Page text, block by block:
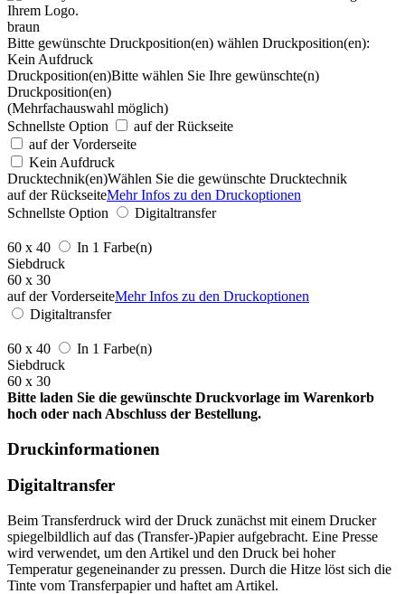
braun
Bitte gewünschte Druckposition(en) wählen Druckposition(en):
Kein Aufdruck
Druckposition(en)Bitte wählen Sie Ihre gewünschte(n)
Druckposition(en)
(Mehrfachauswahl möglich)
Schnellste Option
auf der Rückseite
auf der Vorderseite
Kein Aufdruck
Drucktechnik(en)Wählen Sie die gewünschte Drucktechnik
auf der RückseiteMehr Infos zu den Druckoptionen
Schnellste Option
Digitaltransfer
60 x 40
In 1 Farbe(n)
Siebdruck
60 x 30
auf der VorderseiteMehr Infos zu den Druckoptionen
Digitaltransfer
60 x 40
In 1 Farbe(n)
Siebdruck
60 x 30
Bitte laden Sie die gewünschte Druckvorlage im Warenkorb
hoch oder nach Abschluss der Bestellung.
Druckinformationen
Digitaltransfer
Beim Transferdruck wird der Druck zunächst mit einem Drucker
spiegelbildlich auf das (Transfer-)Papier aufgebracht. Eine Presse
wird verwendet, um den Artikel und den Druck bei hoher
Temperatur gegeneinander zu pressen. Durch die Hitze löst sich die
Tinte vom Transferpapier und haftet am Artikel.